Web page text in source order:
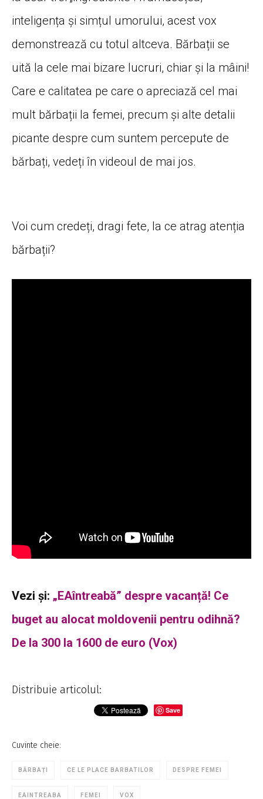
inteligența și simțul umorului, acest vox
demonstrează cu totul altceva. Bărbații se
uită la cele mai bizare lucruri, chiar și la mâini!
Care e calitatea pe care o apreciază cel mai
mult bărbații la femei, precum și alte detalii
picante despre cum suntem percepute de
bărbați, vedeți în videoul de mai jos.
Voi cum credeți, dragi fete, la ce atrag atenția
bărbații?
Vezi și: „EAîntreabă” despre vacanță! Ce
buget au alocat moldovenii pentru odihnă?
De la 300 la 1600 de euro (Vox)
Distribuie articolul:
Save
Cuvinte cheie:
BĂRBAȚI CE LE PLACE BARBATILOR DESPRE FEMEI
EAINTREABA FEMEI VOX